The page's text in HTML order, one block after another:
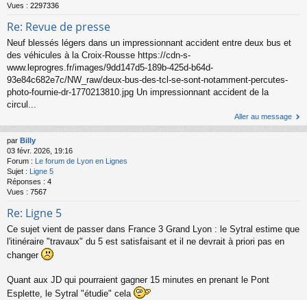
Vues : 2297336
Re: Revue de presse
Neuf blessés légers dans un impressionnant accident entre deux bus et
des véhicules à la Croix-Rousse https://cdn-s-
www.leprogres.fr/images/9dd147d5-189b-425d-b64d-
93e84c682e7c/NW_raw/deux-bus-des-tcl-se-sont-notamment-percutes-
photo-fournie-dr-1770213810.jpg Un impressionnant accident de la
circul...
Aller au message
par Billy
03 févr. 2026, 19:16
Forum : Le forum de Lyon en Lignes
Sujet : Ligne 5
Réponses : 4
Vues : 7567
Re: Ligne 5
Ce sujet vient de passer dans France 3 Grand Lyon : le Sytral estime que
l'itinéraire "travaux" du 5 est satisfaisant et il ne devrait à priori pas en
changer
Quant aux JD qui pourraient gagner 15 minutes en prenant le Pont
Esplette, le Sytral "étudie" cela